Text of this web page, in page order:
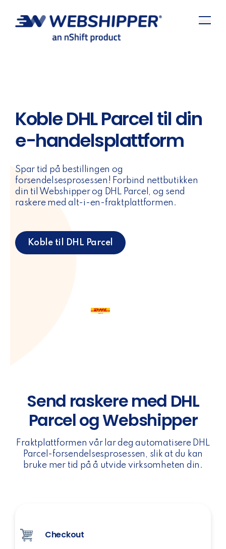
Koble DHL Parcel til din
e-handelsplattform
Spar tid på bestillingen og
forsendelsesprosessen! Forbind nettbutikken
din til Webshipper og DHL Parcel, og send
raskere med alt-i-en-fraktplattformen.
Koble til DHL Parcel
Send raskere med DHL
Parcel og Webshipper
Fraktplattformen vår lar deg automatisere DHL
Parcel-forsendelsesprosessen, slik at du kan
bruke mer tid på å utvide virksomheten din.
Checkout